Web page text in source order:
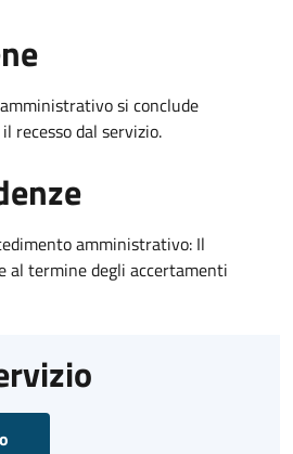
si conclude
recesso dal servizio.
amministrativo: Il
al termine degli accertamenti